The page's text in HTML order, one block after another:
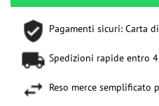
Pagamenti sicuri: Carta
Spedizioni rapide entro
Reso merce semplificato